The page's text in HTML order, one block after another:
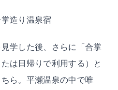
造り温泉宿
学した後、さらに「合掌
は日帰りで利用する）と
ら。平瀬温泉の中で唯